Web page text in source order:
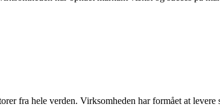
fra hele verden. Virksomheden har formået at